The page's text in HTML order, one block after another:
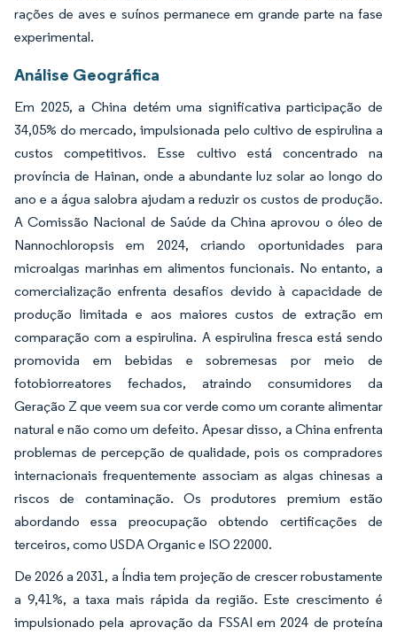
rações de aves e suínos permanece em grande parte na fase
experimental.
Análise Geográfica
Em 2025, a China detém uma significativa participação de
34,05% do mercado, impulsionada pelo cultivo de espirulina a
custos competitivos. Esse cultivo está concentrado na
província de Hainan, onde a abundante luz solar ao longo do
ano e a água salobra ajudam a reduzir os custos de produção.
A Comissão Nacional de Saúde da China aprovou o óleo de
Nannochloropsis em 2024, criando oportunidades para
microalgas marinhas em alimentos funcionais. No entanto, a
comercialização enfrenta desafios devido à capacidade de
produção limitada e aos maiores custos de extração em
comparação com a espirulina. A espirulina fresca está sendo
promovida em bebidas e sobremesas por meio de
fotobiorreatores fechados, atraindo consumidores da
Geração Z que veem sua cor verde como um corante alimentar
natural e não como um defeito. Apesar disso, a China enfrenta
problemas de percepção de qualidade, pois os compradores
internacionais frequentemente associam as algas chinesas a
riscos de contaminação. Os produtores premium estão
abordando essa preocupação obtendo certificações de
terceiros, como USDA Organic e ISO 22000.
De 2026 a 2031, a Índia tem projeção de crescer robustamente
a 9,41%, a taxa mais rápida da região. Este crescimento é
impulsionado pela aprovação da FSSAI em 2024 de proteína